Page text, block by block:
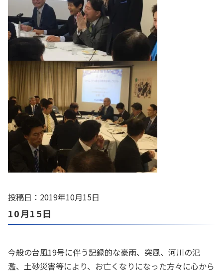
投稿日：2019年10月15日
10月15日
今般の台風19号に伴う記録的な豪雨、突風、河川の氾
濫、土砂災害等により、お亡くなりになった方々に心から